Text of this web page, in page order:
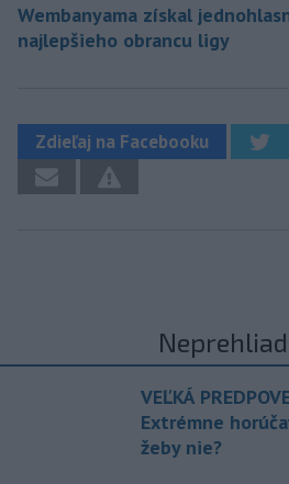
Wembanyama získal
najlepšieho obrancu ligy
Zdieľaj na Facebooku
VEĽKÁ
Extrémne
žeby nie?